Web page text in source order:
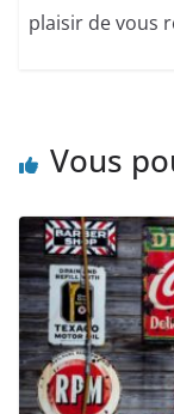
plaisir de vous
Vous